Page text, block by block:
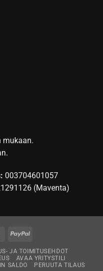
mukaan.
003704601057
(Maventa)
MasterCardPayPal
JA TOIMITUSEHDOT
AVAA YRITYSTILI
SALDO PERUUTA TILAUS